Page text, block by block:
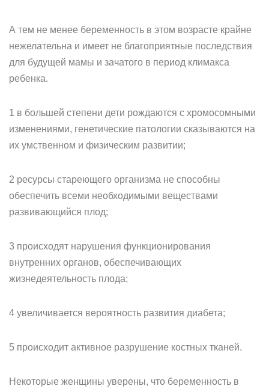
А тем не менее беременность в этом возрасте крайне
нежелательна и имеет не благоприятные последствия
для будущей мамы и зачатого в период климакса
ребенка.
1 в большей степени дети рождаются с хромосомными
изменениями, генетические патологии сказываются на
их умственном и физическим развитии;
2 ресурсы стареющего организма не способны
обеспечить всеми необходимыми веществами
развивающийся плод;
3 происходят нарушения функционирования
внутренних органов, обеспечивающих
жизнедеятельность плода;
4 увеличивается вероятность развития диабета;
5 происходит активное разрушение костных тканей.
Некоторые женщины уверены, что беременность в